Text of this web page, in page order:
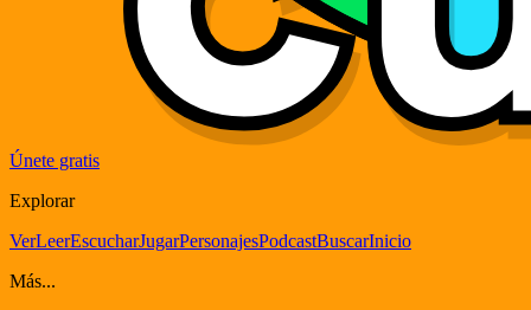
Únete gratis
Explorar
VerLeerEscucharJugarPersonajesPodcastBuscarInicio
Más...